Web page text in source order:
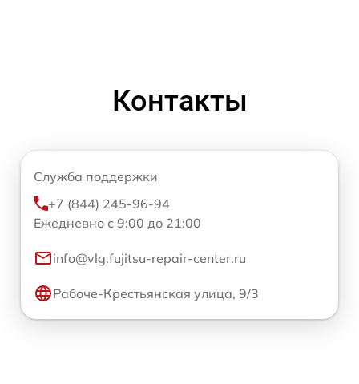
Контакты
Служба поддержки
+7 (844) 245-96-94
Ежедневно с 9:00 до 21:00
info@vlg.fujitsu-repair-center.ru
Рабоче-Крестьянская улица, 9/3